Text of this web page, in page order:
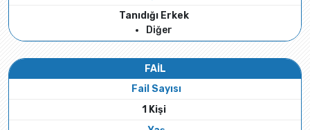
Tanıdığı Erkek
Diğer
FAİL
Fail Sayısı
1 Kişi